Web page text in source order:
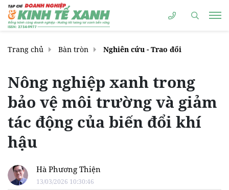
Trang chủ Bàn tròn Nghiên cứu - Trao đổi
Nông nghiệp xanh trong
bảo vệ môi trường và giảm
tác động của biến đổi khí
hậu
Hà Phương Thiện
13/03/2026 10:30:46